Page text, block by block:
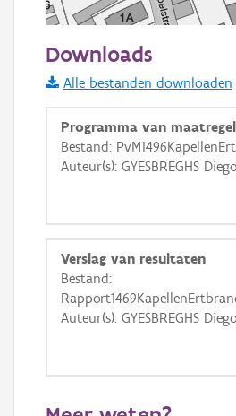
Informatie Vlaanderen
i
+ −
Basis Lagen
Ortho
Downloads
Alle bestanden downloaden
Programma van
Bestand:
Auteur(s): GYESBREGHS Diego
Verslag van resultaten
Bestand:
Auteur(s): GYESBREGHS Diego